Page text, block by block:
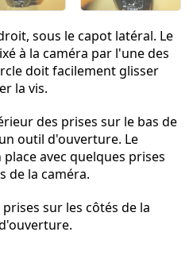
sous le capot latéral. Le
à la caméra par l'une des
doit facilement glisser
la vis.
des prises sur le bas de
outil d'ouverture. Le
avec quelques prises
de la caméra.
sur les côtés de la